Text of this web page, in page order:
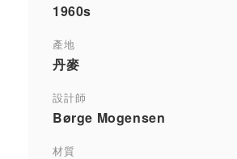
1960s
產地
丹麥
設計師
Børge Mogensen
材質